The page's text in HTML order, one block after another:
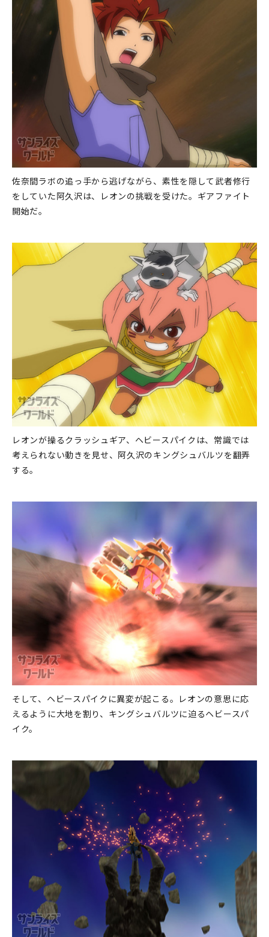
佐奈間ラボの追っ手から逃げながら、素性を隠して武者修行
をしていた阿久沢は、レオンの挑戦を受けた。ギアファイト
開始だ。
レオンが操るクラッシュギア、ヘビースパイクは、常識では
考えられない動きを見せ、阿久沢のキングシュバルツを翻弄
する。
そして、ヘビースパイクに異変が起こる。レオンの意思に応
えるように大地を割り、キングシュバルツに迫るヘビースパ
イク。